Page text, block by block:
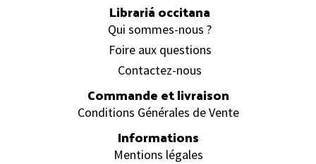
Librariá occitana
Qui sommes-nous ?
Foire aux questions
Contactez-nous
Commande et livraison
Conditions Générales de Vente
Informations
Mentions légales